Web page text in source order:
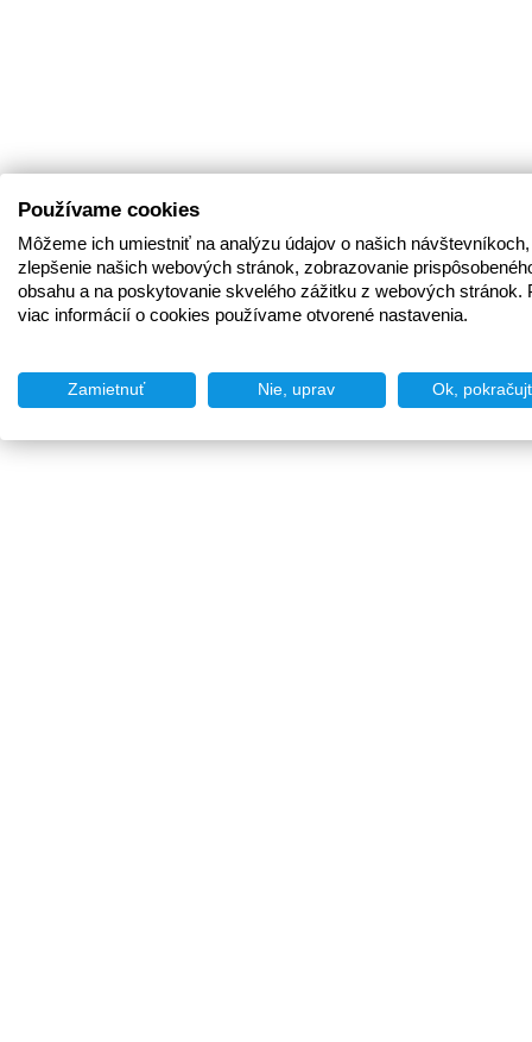
Používame cookies
Môžeme ich umiestniť na analýzu údajov o našich
zlepšenie našich webových stránok, zobrazovanie
obsahu a na poskytovanie skvelého zážitku z webových stránok.
viac informácií o cookies používame otvorené nastavenia.
Zamietnuť Nie, uprav Ok,